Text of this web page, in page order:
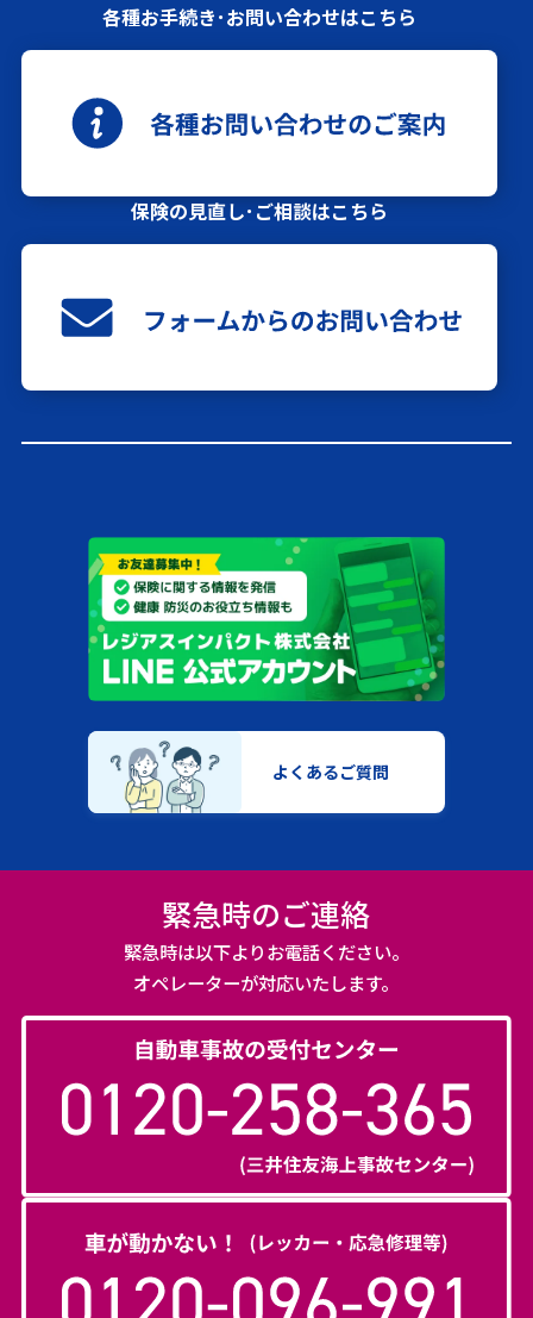
各種お手続き･お問い合わせはこちら
保険の見直し･ご相談はこちら
よくあるご質問
緊急時のご連絡
緊急時は以下よりお電話ください。
オペレーターが対応いたします。